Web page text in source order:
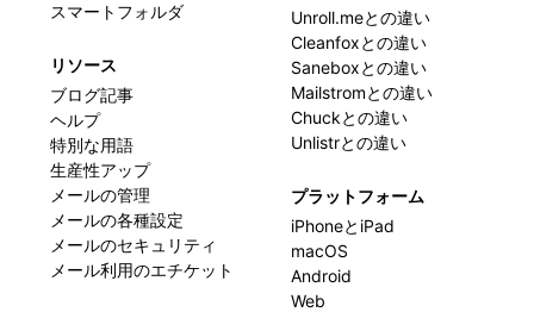
スマートフォルダ
リソース
ブログ記事
ヘルプ
特別な用語
生産性アップ
メールの管理
メールの各種設定
メールのセキュリティ
メール利用のエチケット
Unroll.meとの違い
Cleanfoxとの違い
Saneboxとの違い
Mailstromとの違い
Chuckとの違い
Unlistrとの違い
プラットフォーム
iPhoneとiPad
macOS
Android
Web